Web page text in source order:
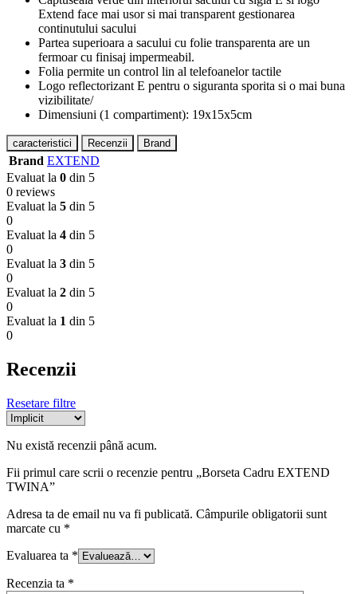
Extend face mai usor si mai transparent gestionarea
continutului sacului
Partea superioara a sacului cu folie transparenta are un
fermoar cu finisaj impermeabil.
Folia permite un control lin al telefoanelor tactile
Logo reflectorizant E pentru o siguranta sporita si o mai buna
vizibilitate/
Dimensiuni (1 compartiment): 19x15x5cm
caracteristici Recenzii Brand
Brand EXTEND
Evaluat la 0 din 5
0 reviews
Evaluat la 5 din 5
0
Evaluat la 4 din 5
0
Evaluat la 3 din 5
0
Evaluat la 2 din 5
0
Evaluat la 1 din 5
0
Recenzii
Resetare filtre
Nu există recenzii până acum.
Fii primul care scrii o recenzie pentru „Borseta Cadru EXTEND
TWINA”
Adresa ta de email nu va fi publicată. Câmpurile obligatorii sunt
marcate cu *
Evaluarea ta *
Recenzia ta *